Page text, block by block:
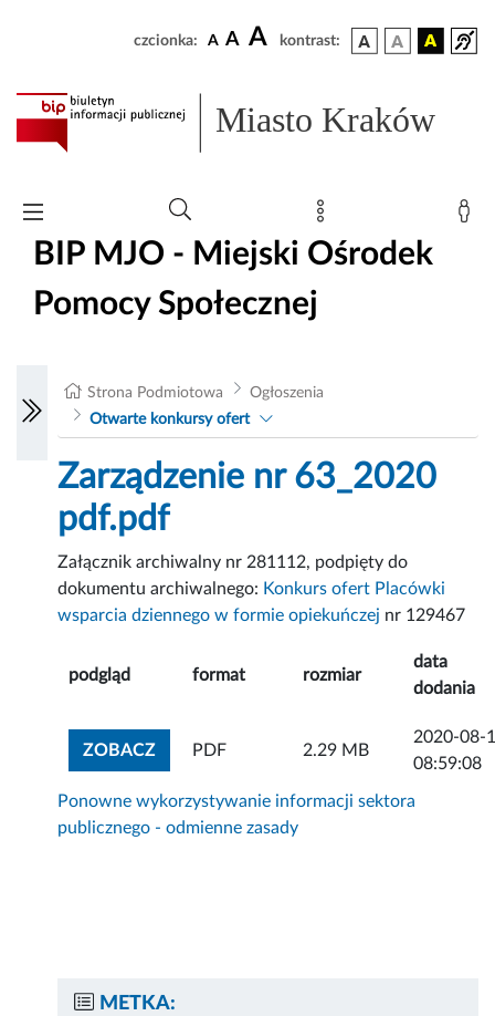
czcionka: A A A kontrast:
Miasto Kraków
BIP MJO - Miejski Ośrodek
Pomocy Społecznej
Strona Podmiotowa
Ogłoszenia
Otwarte konkursy ofert
Zarządzenie nr 63_2020
pdf.pdf
Załącznik archiwalny nr 281112, podpięty do
dokumentu archiwalnego: Konkurs ofert Placówki
wsparcia dziennego w formie opiekuńczej nr 129467
podgląd format rozmiar
data
dodania
ZOBACZZOBACZ ZAŁĄCZNIK
PDF 2.29 MB
2020-08-
08:59:08
Ponowne wykorzystywanie informacji sektora
publicznego - odmienne zasady
METKA: